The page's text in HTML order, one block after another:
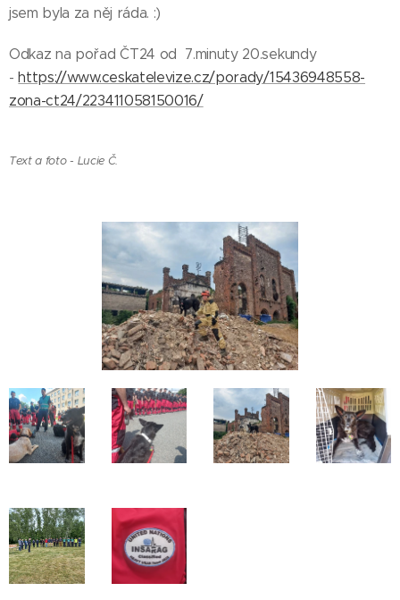
jsem byla za něj ráda. :)
Odkaz na pořad ČT24 od 7.minuty 20.sekundy
-https://www.ceskatelevize.cz/porady/15436948558-
zona-ct24/223411058150016/
Text a foto - Lucie Č.